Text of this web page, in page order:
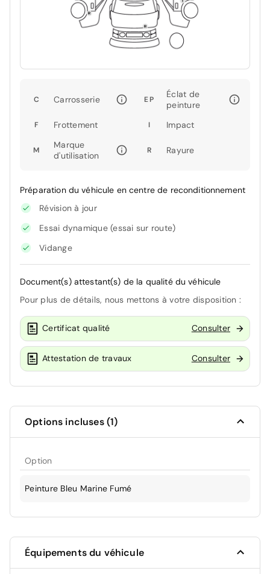
C Carrosserie EP
Éclat de
peinture
F Frottement I Impact
M
Marque
d'utilisation
R Rayure
Préparation du véhicule en centre de reconditionnement
Révision à jour
Essai dynamique (essai sur route)
Vidange
Document(s) attestant(s) de la qualité du véhicule
Pour plus de détails, nous mettons à votre disposition :
Certificat qualité Consulter
Attestation de travaux Consulter
Options incluses (1)
Option
Peinture Bleu Marine Fumé
Équipements du véhicule